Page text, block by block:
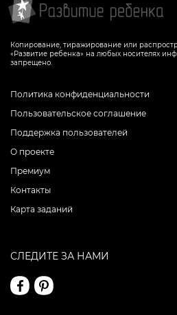
Копирование, тиражирование или
«Развитие ребенка» на любых носителях
запрещено.
Политика конфиденциальности
Пользовательское соглашение
Поддержка пользователей
О проекте
Премиум
Контакты
Карта заданий
СЛЕДИТЕ ЗА НАМИ